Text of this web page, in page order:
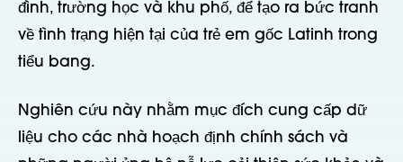
đình, trường học và khu phố, để tạo ra bức tranh
về tình trạng hiện tại của trẻ em gốc Latinh trong
tiểu bang.
Nghiên cứu này nhằm mục đích cung cấp dữ
liệu cho các nhà hoạch định chính sách và